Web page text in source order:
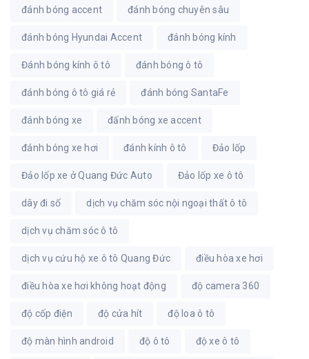
đánh bóng accent đánh bóng chuyên sâu
đánh bóng Hyundai Accent đánh bóng kính
Đánh bóng kính ô tô đánh bóng ô tô
đánh bóng ô tô giá rẻ đánh bóng SantaFe
đánh bóng xe đấnh bóng xe accent
đánh bóng xe hơi đánh kính ô tô Đảo lốp
Đảo lốp xe ở Quang Đức Auto Đảo lốp xe ô tô
dây đi số dịch vụ chăm sóc nội ngoại thất ô tô
dịch vụ chăm sóc ô tô
dịch vụ cứu hộ xe ô tô Quang Đức điều hòa xe hơi
điều hòa xe hơi không hoạt động độ camera 360
độ cốp điện độ cửa hít độ loa ô tô
độ màn hình android độ ô tô độ xe ô tô